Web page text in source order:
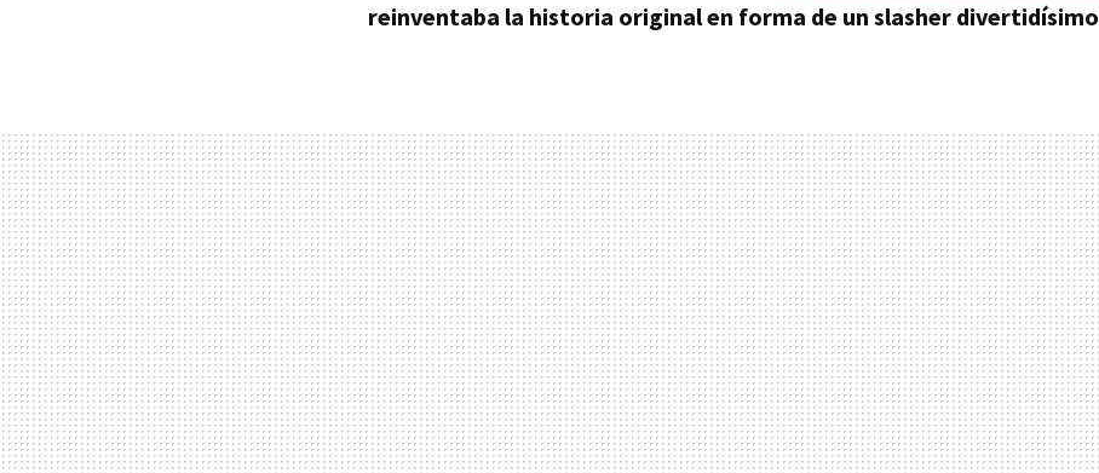
reinventaba la historia original en forma de un slasher divertidísimo